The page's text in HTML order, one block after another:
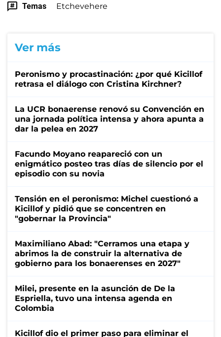
Temas Etchevehere
Ver más
Peronismo y procastinación: ¿por qué Kicillof
retrasa el diálogo con Cristina Kirchner?
La UCR bonaerense renovó su Convención en
una jornada política intensa y ahora apunta a
dar la pelea en 2027
Facundo Moyano reapareció con un
enigmático posteo tras días de silencio por el
episodio con su novia
Tensión en el peronismo: Michel cuestionó a
Kicillof y pidió que se concentren en
"gobernar la Provincia"
Maximiliano Abad: "Cerramos una etapa y
abrimos la de construir la alternativa de
gobierno para los bonaerenses en 2027"
Milei, presente en la asunción de De la
Espriella, tuvo una intensa agenda en
Colombia
Kicillof dio el primer paso para eliminar el